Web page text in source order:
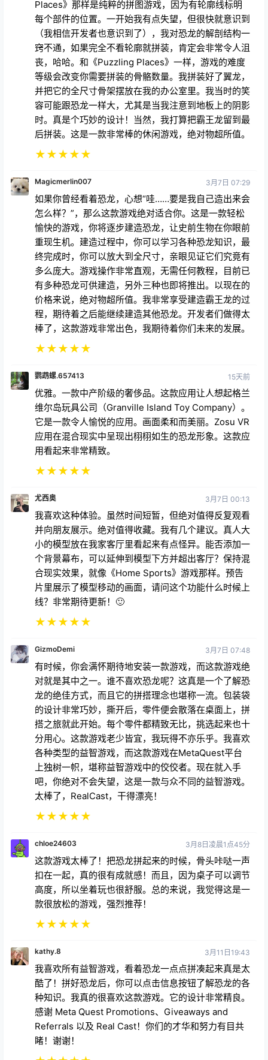
每个部件的位置。一开始我有点失望，但很快就意识到
（我相信开发者也意识到了），我对恐龙的解剖结构一
窍不通，如果完全不看轮廓就拼装，肯定会非常令人沮
丧，哈哈。和《Puzzling Places》一样，游戏的难度
等级会改变你需要拼装的骨骼数量。我拼装好了翼龙，
并把它的全尺寸骨架摆放在我的办公室里。我当时的笑
容可能跟恐龙一样大，尤其是当我注意到地板上的阴影
时。真是个巧妙的设计！当然，我打算把霸王龙留到最
后拼装。这是一款非常棒的休闲游戏，绝对物超所值。
★★★ ★★
如果你曾经看着恐龙，心想“哇……要是我自己造出来会
怎么样？”，那么这款游戏绝对适合你。这是一款轻松
愉快的游戏，你将逐步建造恐龙，让史前生物在你眼前
重现生机。建造过程中，你可以学习各种恐龙知识，最
终完成时，你可以放大到全尺寸，亲眼见证它们究竟有
多么庞大。游戏操作非常直观，无需任何教程，目前已
有多种恐龙可供建造，另外三种也即将推出。以现在的
价格来说，绝对物超所值。我非常享受建造霸王龙的过
程，期待着之后能继续建造其他恐龙。开发者们做得太
棒了，这款游戏非常出色，我期待着你们未来的发展。
★★ ★★★
优雅。一款中产阶级的奢侈品。这款应用让人想起格兰
维尔岛玩具公司（Granville Island Toy Company）。
它是一款令人愉悦的应用。画面柔和而美丽。Zosu VR
应用在混合现实中呈现出栩栩如生的恐龙形象。这款应
用看起来非常精致。
★★★★★
我喜欢这种体验。虽然时间短暂，但绝对值得反复观看
并向朋友展示。绝对值得收藏。我有几个建议。真人大
小的模型放在我家客厅里看起来有点怪异。能否添加一
个背景幕布，可以延伸到模型下方并超出客厅？保持混
合现实效果，就像《Home Sports》游戏那样。预告
片里展示了模型移动的画面，请问这个功能什么时候上
线？非常期待更新！🙂
★★★★★
有时候，你会满怀期待地安装一款游戏，而这款游戏绝
对就是其中之一。谁不喜欢恐龙呢？这真是一个了解恐
龙的绝佳方式，而且它的拼搭理念也堪称一流。包装袋
的设计非常巧妙，撕开后，零件便会散落在桌面上，拼
搭之旅就此开始。每个零件都精致无比，挑选起来也十
分用心。这款游戏老少皆宜，我玩得不亦乐乎。我喜欢
各种类型的益智游戏，而这款游戏在MetaQuest平台
上独树一帜，堪称益智游戏中的佼佼者。现在就入手
吧，你绝对不会失望，这是一款与众不同的益智游戏。
太棒了，RealCast，干得漂亮！
★★★ ★★
这款游戏太棒了！把恐龙拼起来的时候，骨头咔哒一声
扣在一起，真的很有成就感！而且，因为桌子可以调节
高度，所以坐着玩也很舒服。总的来说，我觉得这是一
款很放松的游戏，强烈推荐！
★★★★★
我喜欢所有益智游戏，看着恐龙一点点拼凑起来真是太
酷了！拼好恐龙后，你可以点击信息按钮了解恐龙的各
种知识。我真的很喜欢这款游戏。它的设计非常精良。
感谢 Meta Quest Promotions、Giveaways and
Referrals 以及 Real Cast！你们的才华和努力有目共
睹！谢谢！
★★★★